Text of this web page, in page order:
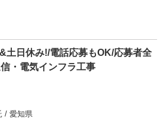
土日休み!/電話応募もOK/応募者全
・電気インフラ工事
/ 愛知県